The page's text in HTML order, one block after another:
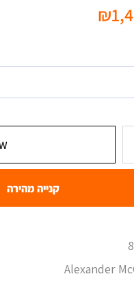
₪
קנייה מהירה
Alexander